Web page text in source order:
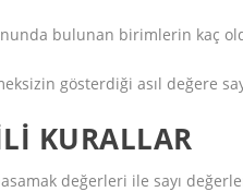
bulunan birimlerin kaç
gösterdiği asıl değere
KURALLAR
değerleri ile sayı